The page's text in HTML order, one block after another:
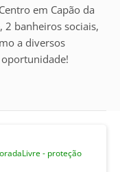
em Capão da
2 banheiros sociais,
a diversos
- proteção